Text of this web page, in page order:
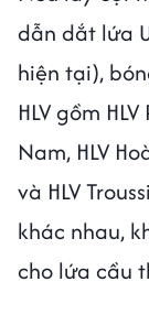
dẫn dắt lứa
hiện tại),
HLV gồm
Nam, HLV
và HLV
khác nhau,
cho lứa cầu